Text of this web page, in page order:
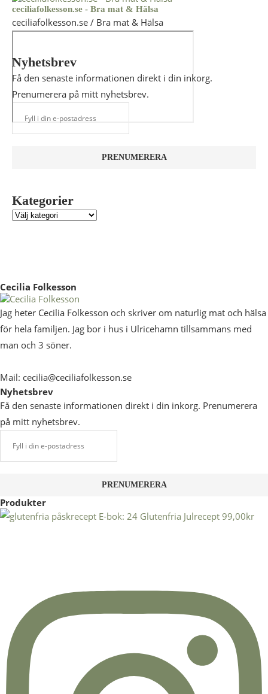
ceciliafolkesson.se - Bra mat & Hälsa
ceciliafolkesson.se / Bra mat & Hälsa
Nyhetsbrev
Få den senaste informationen direkt i din inkorg.
Prenumerera på mitt nyhetsbrev.
Kategorier
Cecilia Folkesson
Jag heter Cecilia Folkesson och skriver om naturlig mat och hälsa
för hela familjen. Jag bor i hus i Ulricehamn tillsammans med
man och 3 söner.
Mail: cecilia@ceciliafolkesson.se
Nyhetsbrev
Få den senaste informationen direkt i din inkorg. Prenumerera
på mitt nyhetsbrev.
Produkter
E-bok: 24 Glutenfria Julrecept 99,00kr